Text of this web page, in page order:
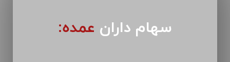
سهام داران عمده: